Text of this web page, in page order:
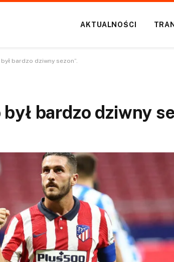
AKTUALNOŚCI
był bardzo dziwny sezon”.
był bardzo dziwny